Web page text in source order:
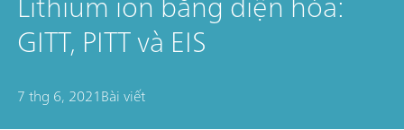
GITT, PITT và EIS
7 thg 6, 2021Bài viết